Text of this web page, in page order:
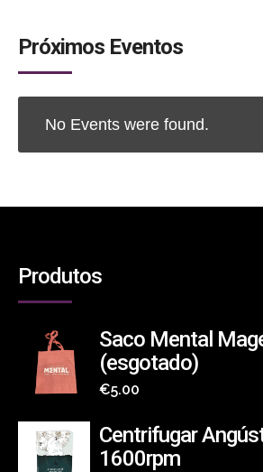
era:
Próximos Eventos
No Events were found.
Produtos
Saco Mental
(esgotado)
€5.00
Centrifugar
1600rpm